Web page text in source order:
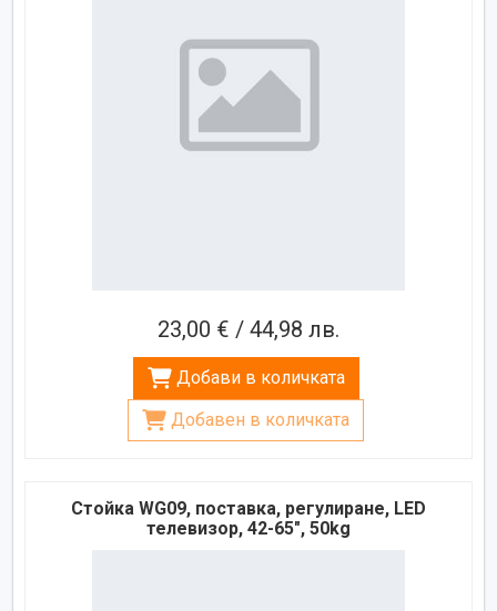
23,00 € / 44,98 лв.
Добави в количката
Добавен в количката
Стойка WG09, поставка, регулиране, LED
телевизор, 42-65", 50kg